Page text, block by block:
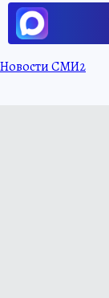
Новости СМИ2